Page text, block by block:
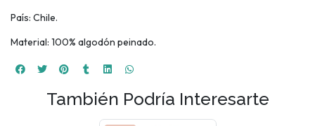
País: Chile.
Material: 100% algodón peinado.
También Podría Interesarte